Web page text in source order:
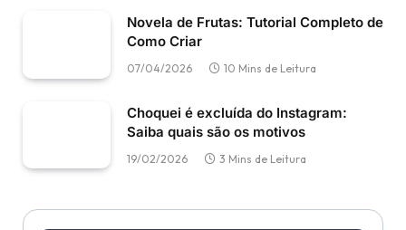
Novela de Frutas: Tutorial Completo de
Como Criar
07/04/2026 10 Mins de Leitura
Choquei é excluída do Instagram:
Saiba quais são os motivos
19/02/2026 3 Mins de Leitura